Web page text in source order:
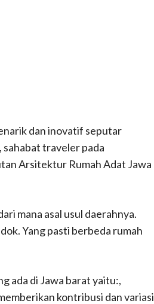
dan inovatif seputar
sahabat traveler pada
Arsitektur Rumah Adat Jawa
mana asal usul daerahnya.
Yang pasti berbeda rumah
ada di Jawa barat yaitu:,
kontribusi dan variasi